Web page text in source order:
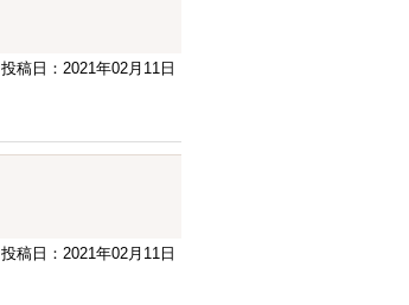
投稿日：2021年02月11日
投稿日：2021年02月11日